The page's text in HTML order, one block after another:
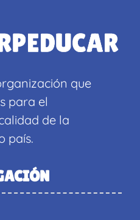
que
para el
de la
país.